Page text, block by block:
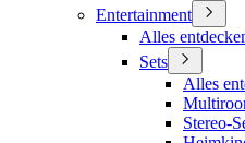
Entertainment
Alles
Sets
Alles
Stereo-